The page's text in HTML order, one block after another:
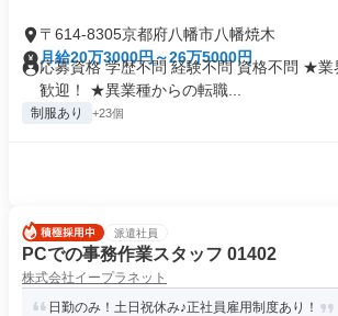
〒614-8305京都府八幡市八幡焼木
月給20万3000円～26万5000円
応募資格 学歴不問 経験不問 資格不問 ★業
歓迎！ ★異業種からの転職...
制服あり +23個
派遣社員
PCでの事務作業スタッフ 01402
株式会社イープラネット
日勤のみ！土日祝休み♪正社員雇用制度あり！